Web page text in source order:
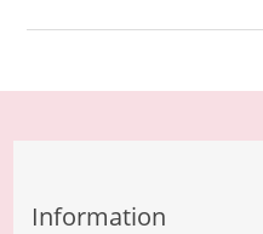
Information